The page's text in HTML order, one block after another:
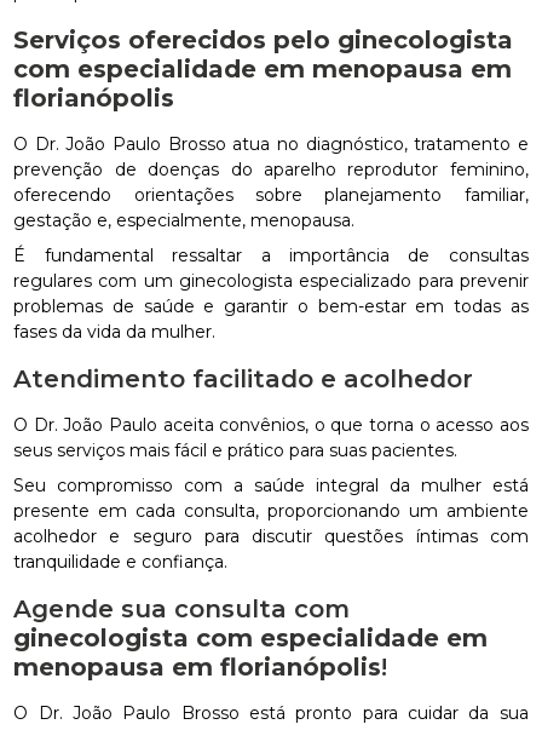
Serviços oferecidos pelo ginecologista
com especialidade em menopausa em
florianópolis
O Dr. João Paulo Brosso atua no diagnóstico, tratamento e
prevenção de doenças do aparelho reprodutor feminino,
oferecendo orientações sobre planejamento familiar,
gestação e, especialmente, menopausa.
É fundamental ressaltar a importância de consultas
regulares com um ginecologista especializado para prevenir
problemas de saúde e garantir o bem-estar em todas as
fases da vida da mulher.
Atendimento facilitado e acolhedor
O Dr. João Paulo aceita convênios, o que torna o acesso aos
seus serviços mais fácil e prático para suas pacientes.
Seu compromisso com a saúde integral da mulher está
presente em cada consulta, proporcionando um ambiente
acolhedor e seguro para discutir questões íntimas com
tranquilidade e confiança.
Agende sua consulta com
ginecologista com especialidade em
menopausa em florianópolis!
O Dr. João Paulo Brosso está pronto para cuidar da sua